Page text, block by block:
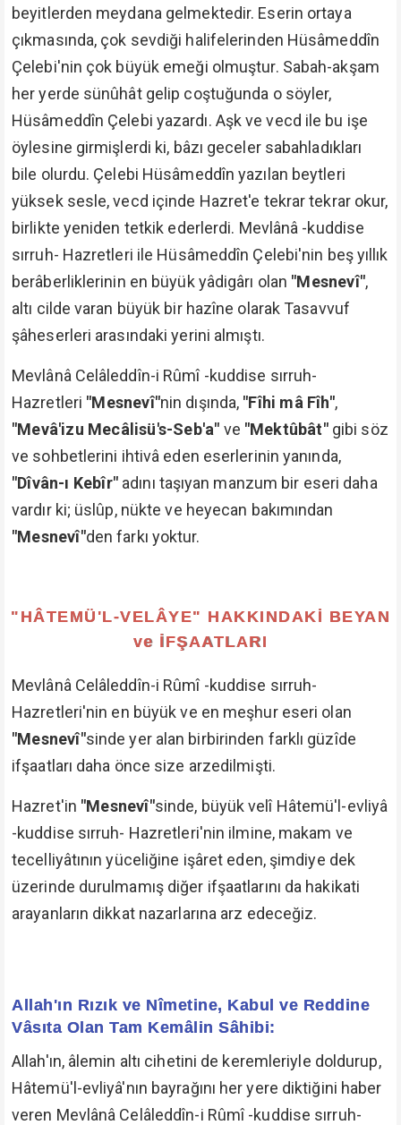
beyitlerden meydana gelmektedir. Eserin ortaya
çıkmasında, çok sevdiği halifelerinden Hüsâmeddîn
Çelebi'nin çok büyük emeği olmuştur. Sabah-akşam
her yerde sünûhât gelip coştuğunda o söyler,
Hüsâmeddîn Çelebi yazardı. Aşk ve vecd ile bu işe
öylesine girmişlerdi ki, bâzı geceler sabahladıkları
bile olurdu. Çelebi Hüsâmeddîn yazılan beytleri
yüksek sesle, vecd içinde Hazret'e tekrar tekrar okur,
birlikte yeniden tetkik ederlerdi. Mevlânâ -kuddise
sırruh- Hazretleri ile Hüsâmeddîn Çelebi'nin beş yıllık
berâberliklerinin en büyük yâdigârı olan "Mesnevî",
altı cilde varan büyük bir hazîne olarak Tasavvuf
şâheserleri arasındaki yerini almıştı.
Mevlânâ Celâleddîn-i Rûmî -kuddise sırruh-
Hazretleri "Mesnevî"nin dışında, "Fîhi mâ Fîh",
"Mevâ'izu Mecâlisü's-Seb'a" ve "Mektûbât"gibi söz
ve sohbetlerini ihtivâ eden eserlerinin yanında,
"Dîvân-ı Kebîr" adını taşıyan manzum bir eseri daha
vardır ki; üslûp, nükte ve heyecan bakımından
"Mesnevî"den farkı yoktur.
"HÂTEMÜ'L-VELÂYE" HAKKINDAKİ BEYAN
ve İFŞAATLARI
Mevlânâ Celâleddîn-i Rûmî -kuddise sırruh-
Hazretleri'nin en büyük ve en meşhur eseri olan
"Mesnevî"sinde yer alan birbirinden farklı güzîde
ifşaatları daha önce size arzedilmişti.
Hazret'in "Mesnevî"sinde, büyük velî Hâtemü'l-evliyâ
-kuddise sırruh- Hazretleri'nin ilmine, makam ve
tecelliyâtının yüceliğine işâret eden, şimdiye dek
üzerinde durulmamış diğer ifşaatlarını da hakikati
arayanların dikkat nazarlarına arz edeceğiz.
Allah'ın Rızık ve Nîmetine, Kabul ve Reddine
Vâsıta Olan Tam Kemâlin Sâhibi:
Allah'ın, âlemin altı cihetini de keremleriyle doldurup,
Hâtemü'l-evliyâ'nın bayrağını her yere diktiğini haber
veren Mevlânâ Celâleddîn-i Rûmî -kuddise sırruh-